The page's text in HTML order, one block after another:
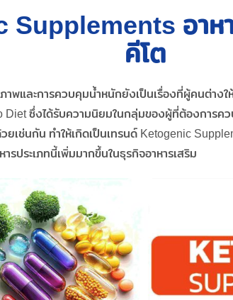
อาห
คีโต
พและการควบคุมน้ำหนักยังเป็นเรื่องที่ผู้คนต่างใ
Diet ซึ่งได้รับความนิยมในกลุ่มของผู้ที่ต้องการค
ยเช่นกัน ทำให้เกิดเป็นเทรนด์ Ketogenic
รประเภทนี้เพิ่มมากขึ้นในธุรกิจอาหารเสริม